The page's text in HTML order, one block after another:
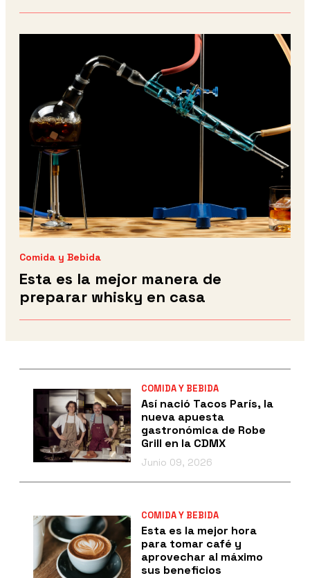
Comida y Bebida
Esta es la mejor manera de
preparar whisky en casa
COMIDA Y BEBIDA
Así nació Tacos París, la
nueva apuesta
gastronómica de Robe
Grill en la CDMX
Junio 09, 2026
COMIDA Y BEBIDA
Esta es la mejor hora
para tomar café y
aprovechar al máximo
sus beneficios